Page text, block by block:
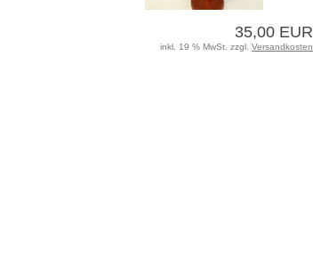
35,00 EUR
inkl. 19 % MwSt. zzgl. Versandkosten